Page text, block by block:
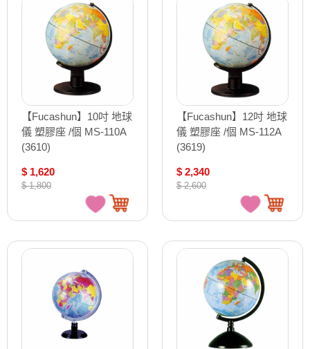
【Fucashun】10吋 地球
儀 塑膠座 /個 MS-110A
(3610)
$ 1,620
$ 1,800
【Fucashun】12吋 地球
儀 塑膠座 /個 MS-112A
(3619)
$ 2,340
$ 2,600